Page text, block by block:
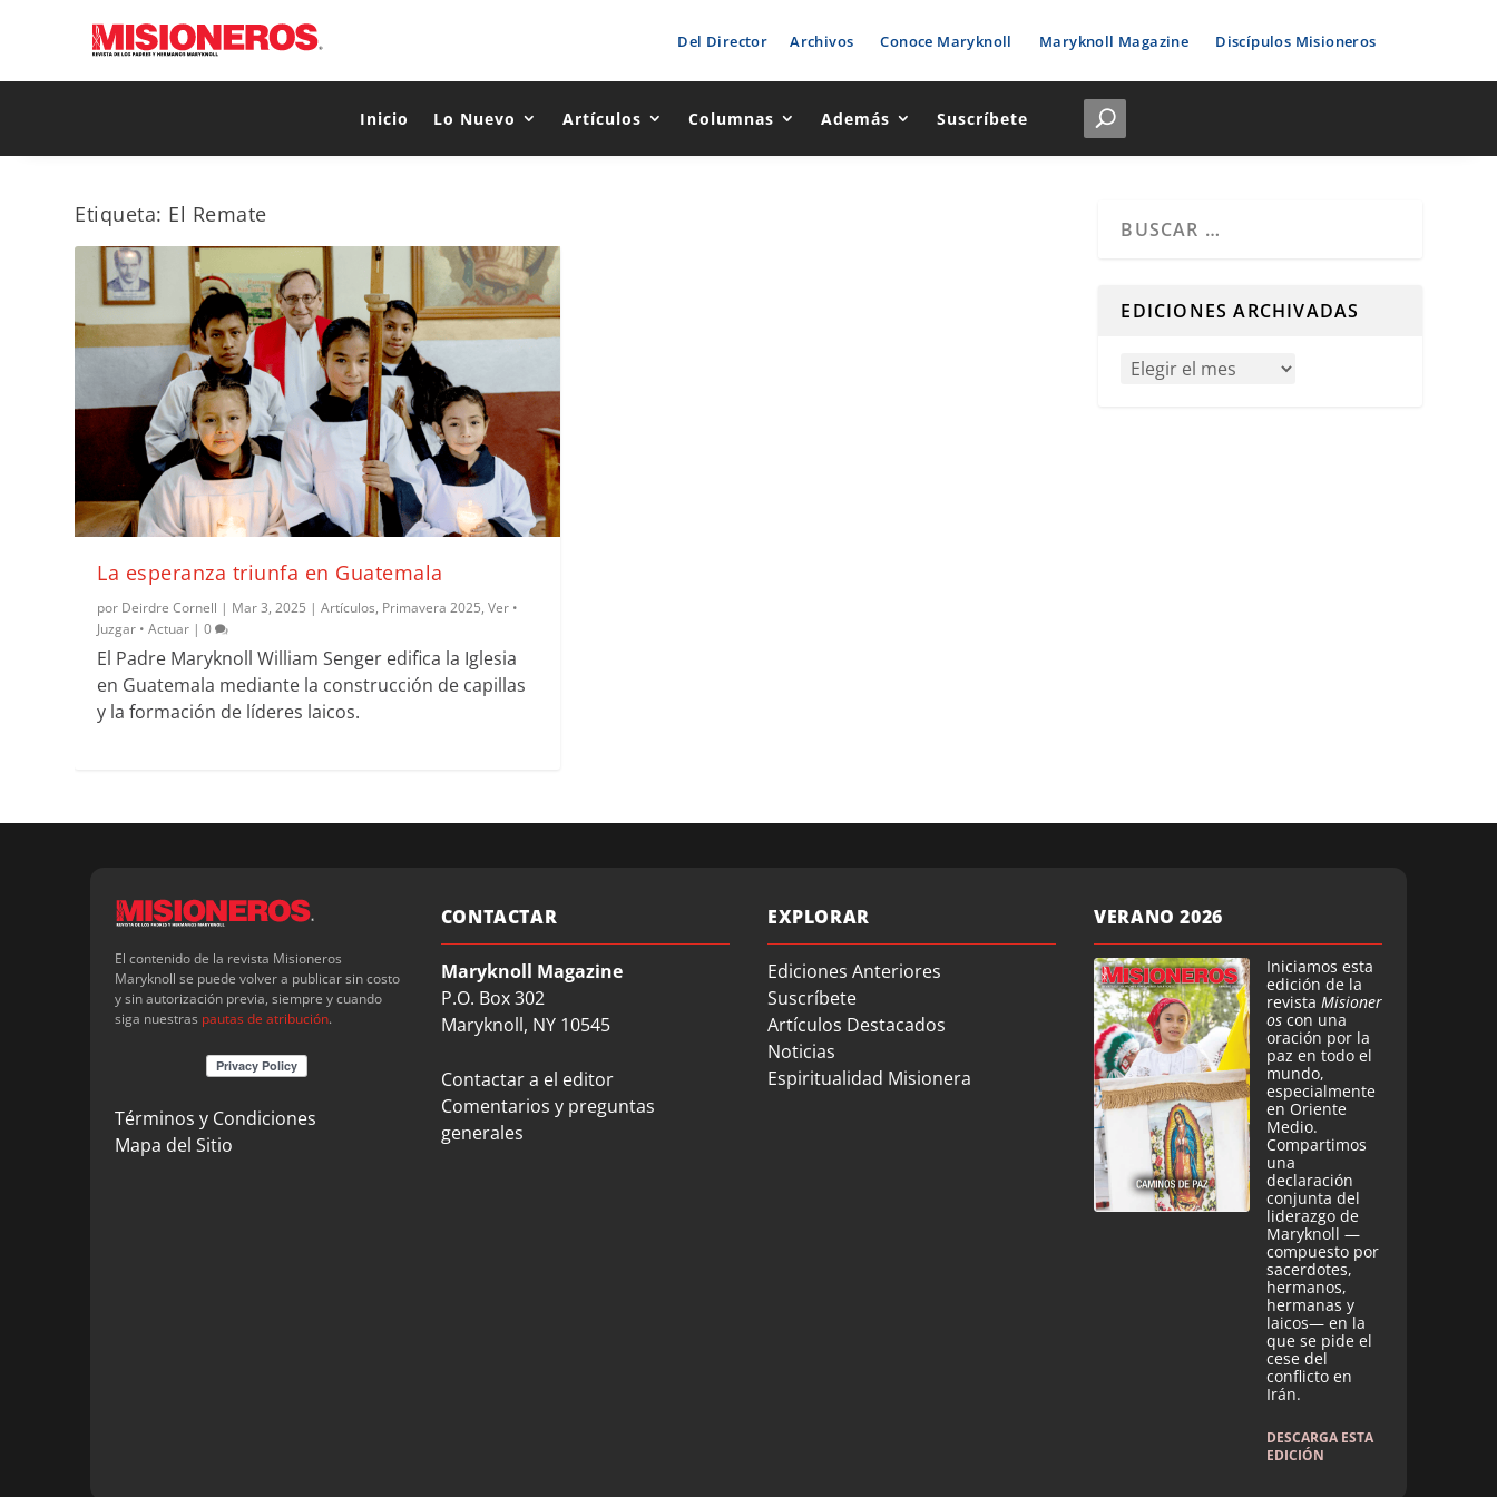
Del Director Archivos Conoce Maryknoll Maryknoll Magazine Discípulos Misioneros
Inicio Lo Nuevo Artículos Columnas Además Suscríbete
Etiqueta: El Remate
La esperanza triunfa en Guatemala
por Deirdre Cornell | Mar 3, 2025 |Artículos, Primavera 2025,Ver •
Juzgar • Actuar |0
El Padre Maryknoll William Senger edifica la Iglesia
en Guatemala mediante la construcción de capillas
y la formación de líderes laicos.
EDICIONES ARCHIVADAS
El contenido de la revista Misioneros
Maryknoll se puede volver a publicar sin costo
y sin autorización previa, siempre y cuando
siga nuestras pautas de atribución.
Términos y Condiciones
Mapa del Sitio
CONTACTAR
Maryknoll Magazine
P.O. Box 302
Maryknoll, NY 10545
Contactar a el editor
Comentarios y preguntas
generales
EXPLORAR
Ediciones Anteriores
Suscríbete
Artículos Destacados
Noticias
Espiritualidad Misionera
VERANO 2026
Iniciamos esta
edición de la
revista Misioner
os con una
oración por la
paz en todo el
mundo,
especialmente
en Oriente
Medio.
Compartimos
una
declaración
conjunta del
liderazgo de
Maryknoll —
compuesto por
sacerdotes,
hermanos,
hermanas y
laicos— en la
que se pide el
cese del
conflicto en
Irán.
DESCARGA ESTA
EDICIÓN